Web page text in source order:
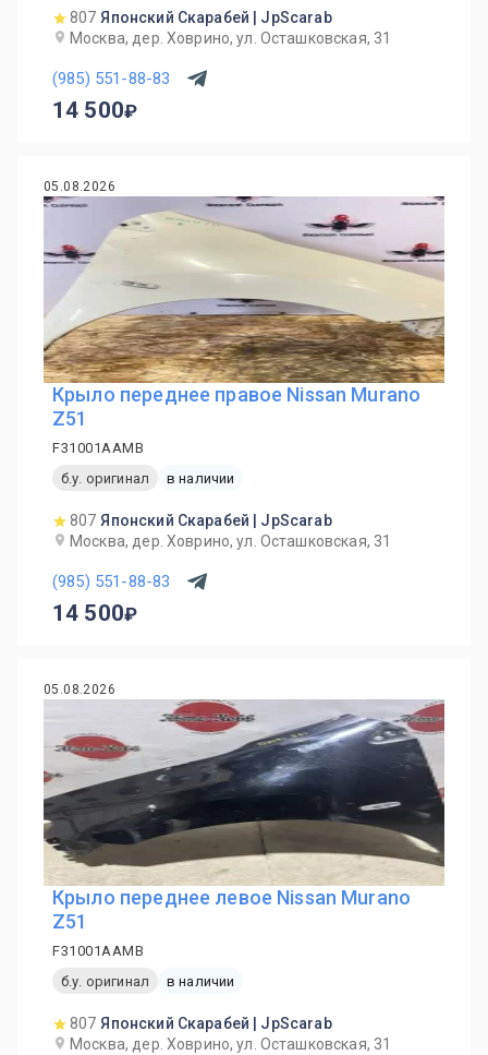
807 Японский Скарабей | JpScarab
Москва, дер. Ховрино, ул. Осташковская, 31
(985) 551-88-83
14 500
05.08.2026
Крыло переднее правое Nissan Murano
Z51
F31001AAMB
б.у. оригинал
в наличии
807 Японский Скарабей | JpScarab
Москва, дер. Ховрино, ул. Осташковская, 31
(985) 551-88-83
14 500
05.08.2026
Крыло переднее левое Nissan Murano
Z51
F31001AAMB
б.у. оригинал
в наличии
807 Японский Скарабей | JpScarab
Москва, дер. Ховрино, ул. Осташковская, 31